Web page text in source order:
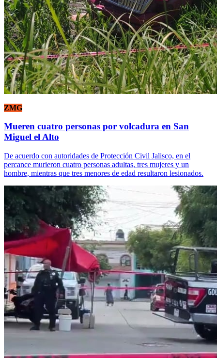
ZMG
Mueren cuatro personas por volcadura en San
Miguel el Alto
De acuerdo con autoridades de Protección Civil Jalisco, en el
percance murieron cuatro personas adultas, tres mujeres y un
hombre, mientras que tres menores de edad resultaron lesionados.